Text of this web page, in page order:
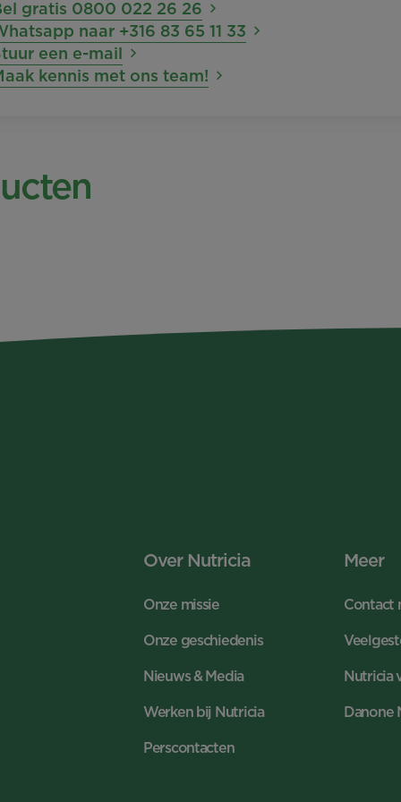
gratis 0800 022 26 26
naar +316 83 65 11 33
een e-mail
kennis met ons team!
Over Nutricia
Onze missie
Onze geschiedenis
Nieuws & Media
Werken bij Nutricia
Perscontacten
Meer
Contact
Nutricia
Danone